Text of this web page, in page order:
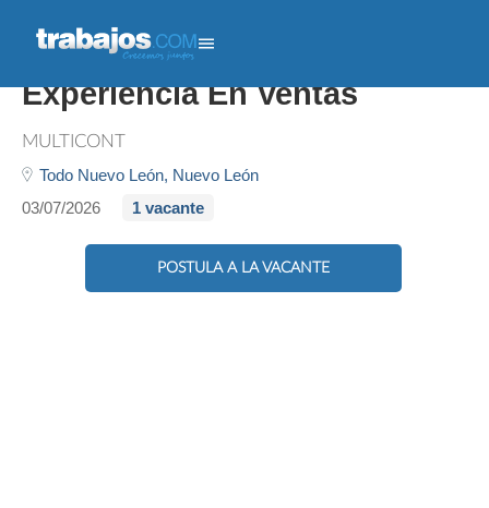
Atención Al Cliente - Con
Experiencia En Ventas
MULTICONT
Todo Nuevo León, Nuevo León
03/07/2026
1 vacante
POSTULA A LA VACANTE